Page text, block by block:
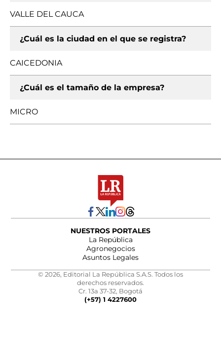
VALLE DEL CAUCA
¿Cuál es la ciudad en el que se registra?
CAICEDONIA
¿Cuál es el tamaño de la empresa?
MICRO
NUESTROS PORTALES
La República
Agronegocios
Asuntos Legales
© 2026, Editorial La República S.A.S. Todos los
derechos reservados.
Cr. 13a 37-32, Bogotá
(+57) 1 4227600